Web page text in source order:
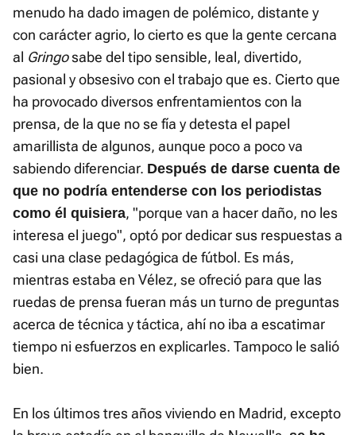
menudo ha dado imagen de polémico, distante y
con carácter agrio, lo cierto es que la gente cercana
al Gringosabe del tipo sensible, leal, divertido,
pasional y obsesivo con el trabajo que es. Cierto que
ha provocado diversos enfrentamientos con la
prensa, de la que no se fía y detesta el papel
amarillista de algunos, aunque poco a poco va
sabiendo diferenciar. Después de darse cuenta de
que no podría entenderse con los periodistas
como él quisiera, "porque van a hacer daño, no les
interesa el juego", optó por dedicar sus respuestas a
casi una clase pedagógica de fútbol. Es más,
mientras estaba en Vélez, se ofreció para que las
ruedas de prensa fueran más un turno de preguntas
acerca de técnica y táctica, ahí no iba a escatimar
tiempo ni esfuerzos en explicarles. Tampoco le salió
bien.
En los últimos tres años viviendo en Madrid, excepto